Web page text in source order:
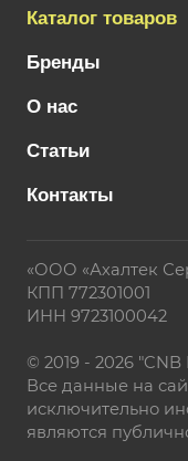
Каталог товаров
Бренды
О нас
Статьи
Контакты
«ООО «Ахалтек
КПП 772301001
ИНН 9723100042
© 2019 - 2026
Все данные на
исключительно
являются